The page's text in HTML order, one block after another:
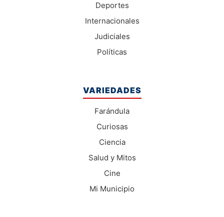
Deportes
Internacionales
Judiciales
Políticas
VARIEDADES
Farándula
Curiosas
Ciencia
Salud y Mitos
Cine
Mi Municipio